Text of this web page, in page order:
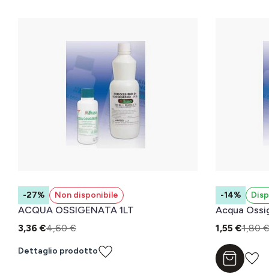
-27% Non disponibile
ACQUA OSSIGENATA 1LT
3,36 €4,60 €
Dettaglio prodotto
-14%
Acqua
1,55 €1,80 €
Aggiungi